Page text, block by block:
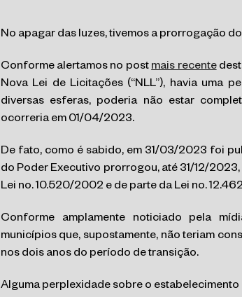
No apagar das luzes, tivemos a prorrogação
Conforme alertamos no postmais recente
Nova Lei de Licitações (“NLL”), havia uma
diversas esferas, poderia não estar
ocorreria em 01/04/2023.
De fato, como é sabido, em 31/03/2023 foi
do Poder Executivo prorrogou, até 31/12/
Lei no. 10.520/2002 e de parte da Lei no.
Conforme amplamente noticiado pela
municípios que, supostamente, não teriam
nos dois anos do período de transição.
Alguma perplexidade sobre o